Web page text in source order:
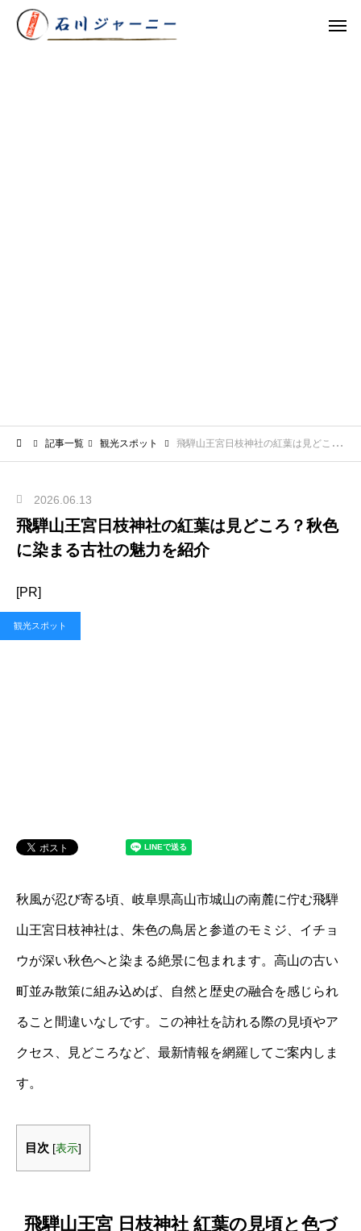
記事一覧 観光スポット 飛騨山王宮日枝神社の紅葉は見どころ？秋色に染まる古社の魅力を紹介
2026.06.13
飛騨山王宮日枝神社の紅葉は見どころ？秋色
に染まる古社の魅力を紹介
[PR]
観光スポット
秋風が忍び寄る頃、岐阜県高山市城山の南麓に佇む飛騨
山王宮日枝神社は、朱色の鳥居と参道のモミジ、イチョ
ウが深い秋色へと染まる絶景に包まれます。高山の古い
町並み散策に組み込めば、自然と歴史の融合を感じられ
ること間違いなしです。この神社を訪れる際の見頃やア
クセス、見どころなど、最新情報を網羅してご案内しま
す。
目次 [表示]
飛騨山王宮 日枝神社 紅葉の見頃と色づ